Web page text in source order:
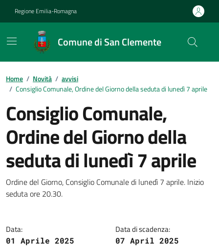
Regione Emilia-Romagna
Comune di San Clemente
Contenuti in evidenza
Home / Novità / avvisi
/ Consiglio Comunale, Ordine del Giorno della seduta di lunedì 7 aprile
Consiglio Comunale,
Ordine del Giorno della
seduta di lunedì 7 aprile
Dettagli della notizia
Ordine del Giorno, Consiglio Comunale di lunedì 7 aprile. Inizio
seduta ore 20.30.
Data:
01 Aprile 2025
Data di scadenza:
07 April 2025